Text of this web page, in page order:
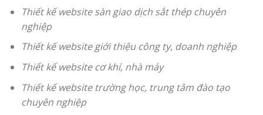
Thiết kế website sàn giao dịch sắt thép chuyên
nghiệp
Thiết kế website giới thiệu công ty, doanh nghiệp
Thiết kế website cơ khí, nhà máy
Thiết kế website trường học, trung tâm đào tạo
chuyên nghiệp